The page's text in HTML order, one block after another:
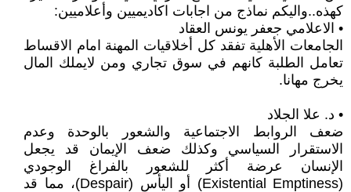
كهذه..واليكم نماذج من اجابات اكاديميين وأعلاميين:
• الاعلامي جعفر يونس العقاد
الجامعات الأهلية تفقد كل أخلاقيات المهنة امام الاقساط
تعامل الطلبة كانهم في سوق تجاري ومن لايملك المال
يخرج مهانا.
• د. علا الجلاد
ضعف الروابط الاجتماعية والشعور بالوحدة وعدم
الاستقرار السياسي وكذلك ضعف الإيمان قد يجعل
الإنسان عرضة أكثر للشعور بالفراغ الوجودي
(Existential Emptiness) أو اليأس (Despair)، مما قد